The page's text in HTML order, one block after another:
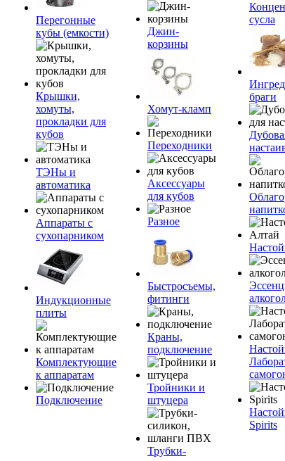
Перегонные
кубы (емкости)
Крышки,
хомуты,
прокладки для
кубов
ТЭНы и
автоматика
Аппараты с
сухопарником
Индукционные
плиты
Комплектующие
к аппаратам
Подключение
Джин-
корзины
Хомут-кламп
Переходники
Аксессуары
для кубов
Разное
Быстросъемы,
фитинги
Краны,
подключение
Тройники и
штуцера
Трубки-
сусла
браги
Spirits